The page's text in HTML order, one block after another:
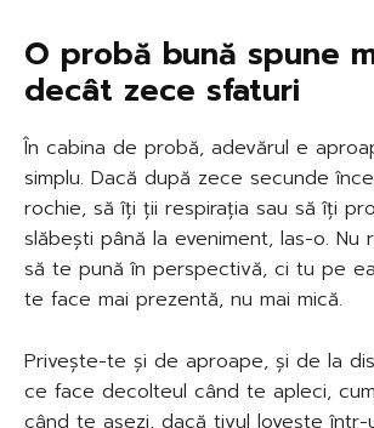
O probă bună spune
decât zece sfaturi
În cabina de probă, adevărul e
simplu. Dacă după zece secunde
rochie, să îți ții respirația sau să îți
slăbești până la eveniment, las-o. Nu
să te pună în perspectivă, ci tu pe
te face mai prezentă, nu mai mică.
Privește-te și de aproape, și de la
ce face decolteul când te apleci,
când te așezi, dacă tivul lovește